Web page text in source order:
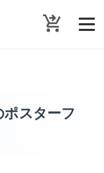
shopping_cart_checkout
スターフ